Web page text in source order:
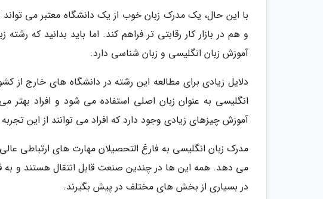
با این حال، یک مدرک زبان خوب از یک دانشگاه معتبر می
و هم در بازار کار رقابتی تر فراهم کند. اما باید بدانید که
آموزش زبان انگلیسی و زبان شناسی دارد.
دلایل زیادی برای مطالعه این رشته در دانشگاه های خارج
انگلیسی به عنوان زبان اصلی استفاده می شود و افراد
آموزش چیزهای زیادی وجود دارد که افراد می توانند از این
مدرک زبان انگلیسی به فارغ التحصیلان مهارت های ارتباطی
می دهد. همه این ها در چندین صنعت قابل انتقال هستند و به
در بسیاری از بخش های مختلف در پیش بگیرند.